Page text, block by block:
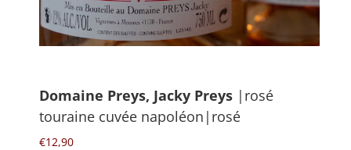
Mijn Account
Domaine Preys, Jacky Preys |rosé
touraine cuvée napoléon|rosé
€12,90